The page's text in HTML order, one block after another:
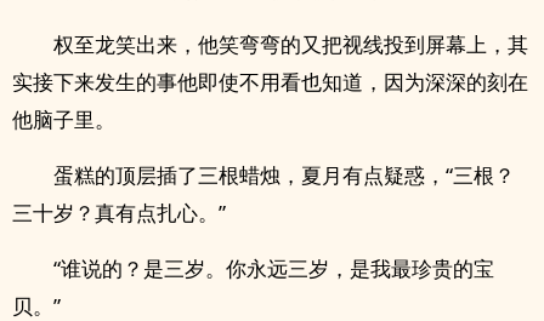
权至龙笑出来，他笑弯弯的又把视线投到屏幕上，其
实接下来发生的事他即使不用看也知道，因为深深的刻在
他脑子里。
蛋糕的顶层插了三根蜡烛，夏月有点疑惑，“三根？
三十岁？真有点扎心。”
“谁说的？是三岁。你永远三岁，是我最珍贵的宝
贝。”